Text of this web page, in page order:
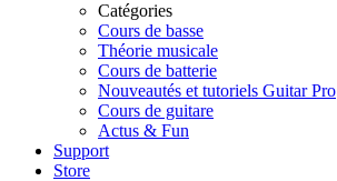
Catégories
Cours de basse
Théorie musicale
Cours de batterie
Nouveautés et tutoriels Guitar Pro
Cours de guitare
Actus & Fun
Support
Store